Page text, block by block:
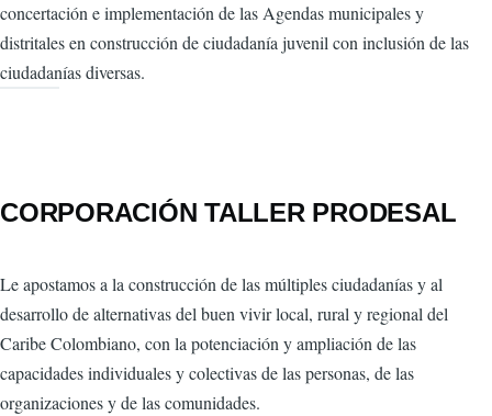
concertación e implementación de las Agendas municipales y
distritales en construcción de ciudadanía juvenil con inclusión de las
ciudadanías diversas.
CORPORACIÓN TALLER PRODESAL
Le apostamos a la construcción de las múltiples ciudadanías y al
desarrollo de alternativas del buen vivir local, rural y regional del
Caribe Colombiano, con la potenciación y ampliación de las
capacidades individuales y colectivas de las personas, de las
organizaciones y de las comunidades.